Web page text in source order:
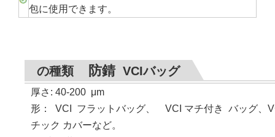
包に使用できます。
の種類 防錆 VCIバッグ
厚さ: 40-200 μm
形 ： VCI フラットバッグ、 VCI マチ付き バッグ、
チック カバーなど。